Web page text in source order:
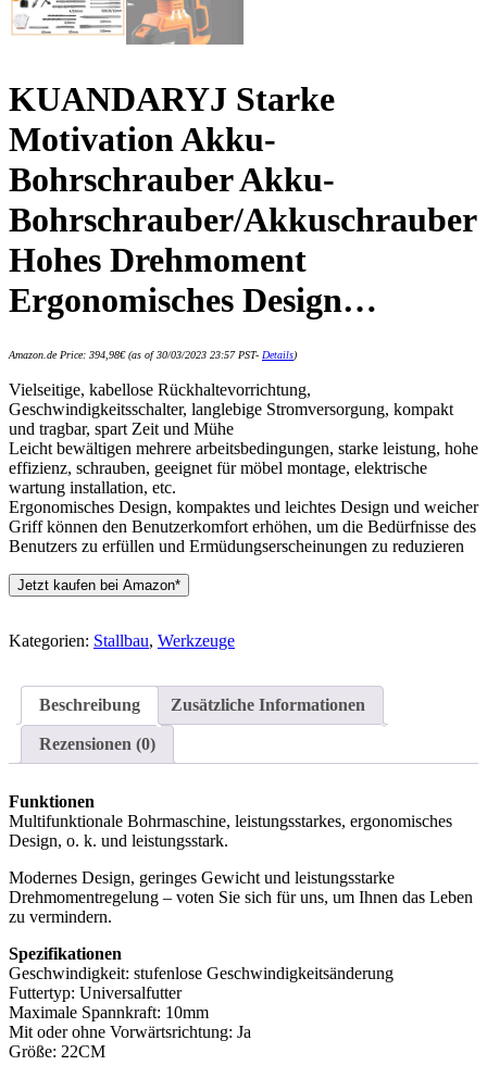
KUANDARYJ Starke
Motivation Akku-
Bohrschrauber Akku-
Bohrschrauber/Akkuschrauber
Hohes Drehmoment
Ergonomisches Design…
Amazon.de Price: 394,98€(as of 30/03/2023 23:57 PST- Details)
Vielseitige, kabellose Rückhaltevorrichtung,
Geschwindigkeitsschalter, langlebige Stromversorgung, kompakt
und tragbar, spart Zeit und Mühe
Leicht bewältigen mehrere arbeitsbedingungen, starke leistung, hohe
effizienz, schrauben, geeignet für möbel montage, elektrische
wartung installation, etc.
Ergonomisches Design, kompaktes und leichtes Design und weicher
Griff können den Benutzerkomfort erhöhen, um die Bedürfnisse des
Benutzers zu erfüllen und Ermüdungserscheinungen zu reduzieren
Jetzt kaufen bei Amazon*
Kategorien: Stallbau, Werkzeuge
Beschreibung Zusätzliche Informationen
Rezensionen (0)
Funktionen
Multifunktionale Bohrmaschine, leistungsstarkes, ergonomisches
Design, o. k. und leistungsstark.
Modernes Design, geringes Gewicht und leistungsstarke
Drehmomentregelung – voten Sie sich für uns, um Ihnen das Leben
zu vermindern.
Spezifikationen
Geschwindigkeit: stufenlose Geschwindigkeitsänderung
Futtertyp: Universalfutter
Maximale Spannkraft: 10mm
Mit oder ohne Vorwärtsrichtung: Ja
Größe: 22CM